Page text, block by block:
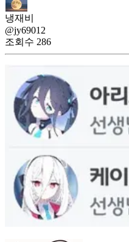
냉재비
@jy69012
조회수 286